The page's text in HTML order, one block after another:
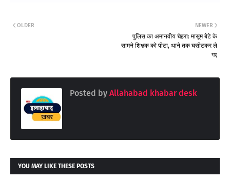
NEWER
पुलिस का अमानवीय चेहरा: मासूम बेटे के
सामने शिक्षक को पीटा, थाने तक घसीटकर ले
गए
OLDER
Posted by Allahabad khabar desk
YOU MAY LIKE THESE POSTS